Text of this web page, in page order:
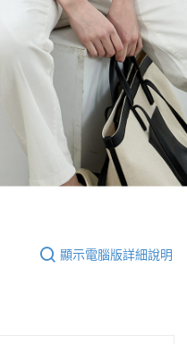
顯示電腦版詳細說明